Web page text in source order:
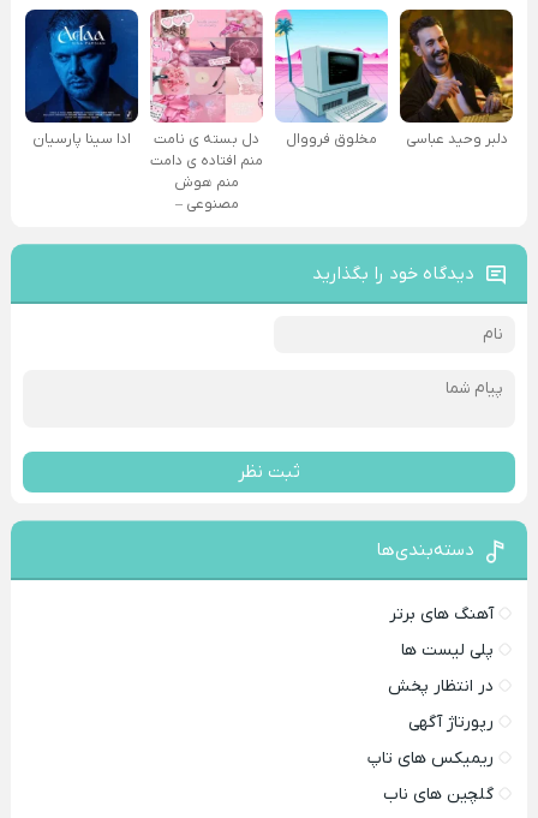
دلبر وحید عباسی مخلوق فرووال
دل بسته ی نامت
منم افتاده ی دامت
منم هوش
مصنوعی –
ادا سینا پارسیان
دیدگاه خود را بگذارید
ثبت نظر
دسته‌بندی‌ها
آهنگ های برتر
پلی لیست ها
در انتظار پخش
رپورتاژ آگهی
ریمیکس های تاپ
گلچین های ناب